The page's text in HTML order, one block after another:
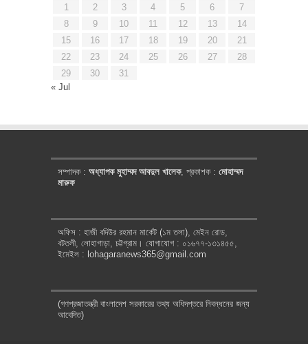
1
2 3 4 5 6
7
8
9 10 11 12 13
14
15
16 17 18 19 20
21
22
23 24 25 26 27
28
29
30
31
« Jul
সম্পাদক : অধ্যাপক মুহাম্মদ আবদুল খালেক, প্রকাশক : মোহাম্মদ
মারুফ
অফিস : হাজী বদিউর রহমান মার্কেট (১ম তলা), মেইন রোড,
বটতলী, লোহাগাড়া, চট্টগ্রাম। যোগাযোগ : ০১৬৭৭-১৩১৪৫৫,
ইমেইল : lohagaranews365@gmail.com
(গণপ্রজাতন্ত্রী বাংলাদেশ সরকারের তথ্য অধিদপ্তরে নিবন্ধনের জন্য
আবেদিত)